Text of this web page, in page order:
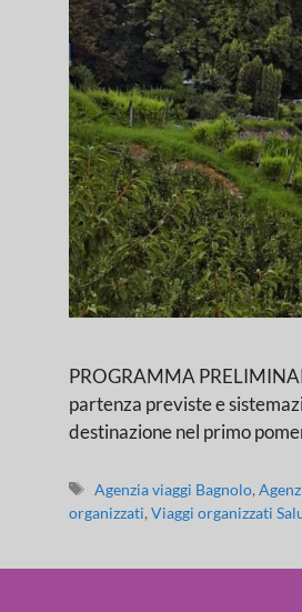
PROGRAMMA
partenza previste e
destinazione nel primo
Agenzia viaggi Bagnolo,
organizzati, Viaggi organizzati